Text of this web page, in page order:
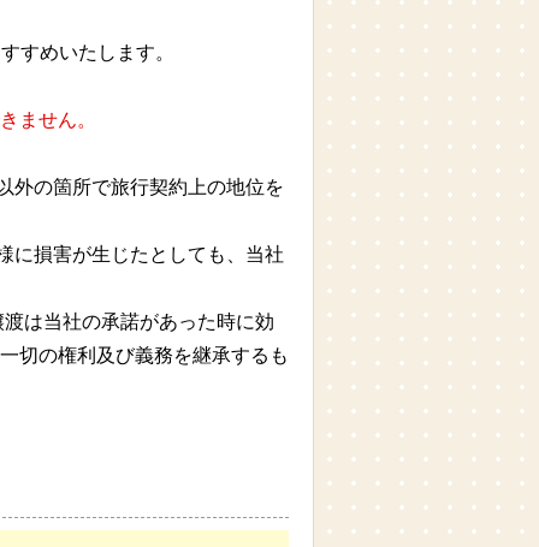
すめいたします。
ません。
外の箇所で旅行契約上の地位を
に損害が生じたとしても、当社
は当社の承諾があった時に効
切の権利及び義務を継承するも